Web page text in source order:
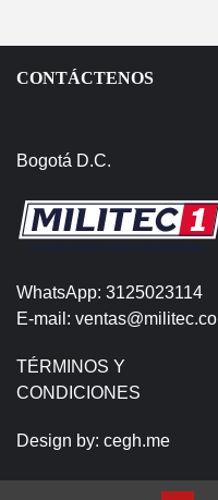
CONTÁCTENOS
Bogotá D.C.
WhatsApp: 3125023114
E-mail: ventas@militec.co
TÉRMINOS Y
CONDICIONES
Design by: cegh.me